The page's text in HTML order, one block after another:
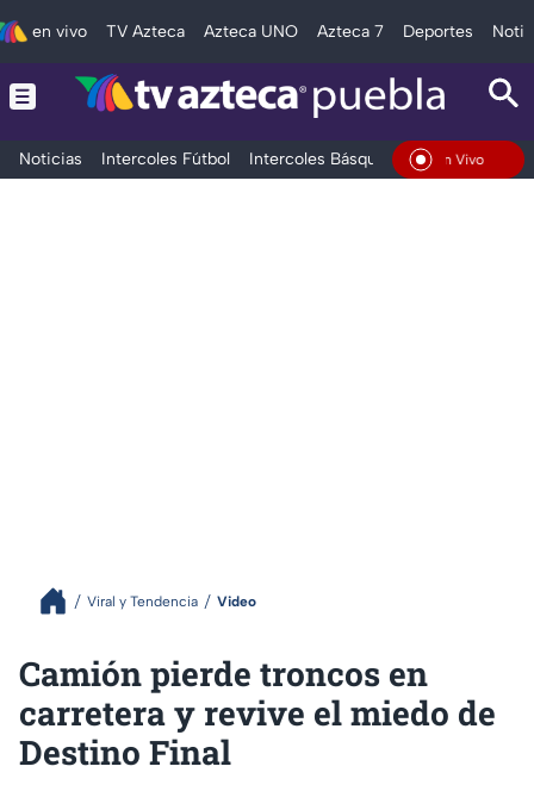
en vivo TV Azteca Azteca UNO Azteca 7 Deportes
Noticias Intercoles Fútbol Intercoles Básquetbol Deportes
En Vivo
Viral y Tendencia Video
Camión pierde troncos en
carretera y revive el miedo de
Destino Final